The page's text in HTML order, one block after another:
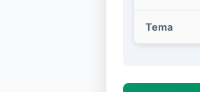
Tema